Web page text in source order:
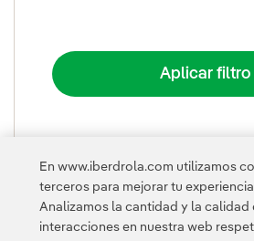
En www.iberdrola.com utilizamos
terceros para mejorar tu
Analizamos la cantidad y la calidad
interacciones en nuestra web